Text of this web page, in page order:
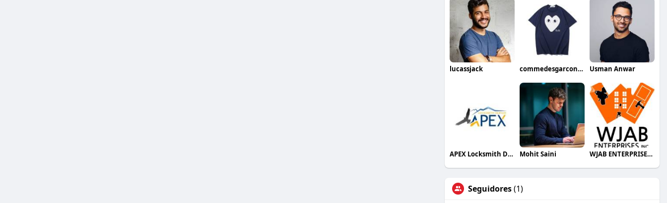
lucassjack commedesgarconcdg CDG Usman Anwar
APEX Locksmith Denver Mohit Saini WJAB ENTERPRISES INC
Seguidores(1)